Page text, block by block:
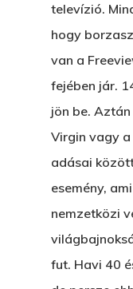
televízió.
hogy
van a
fejében jár.
jön be.
Virgin vagy
adásai
esemény,
nemzetközi
fut. Havi 40